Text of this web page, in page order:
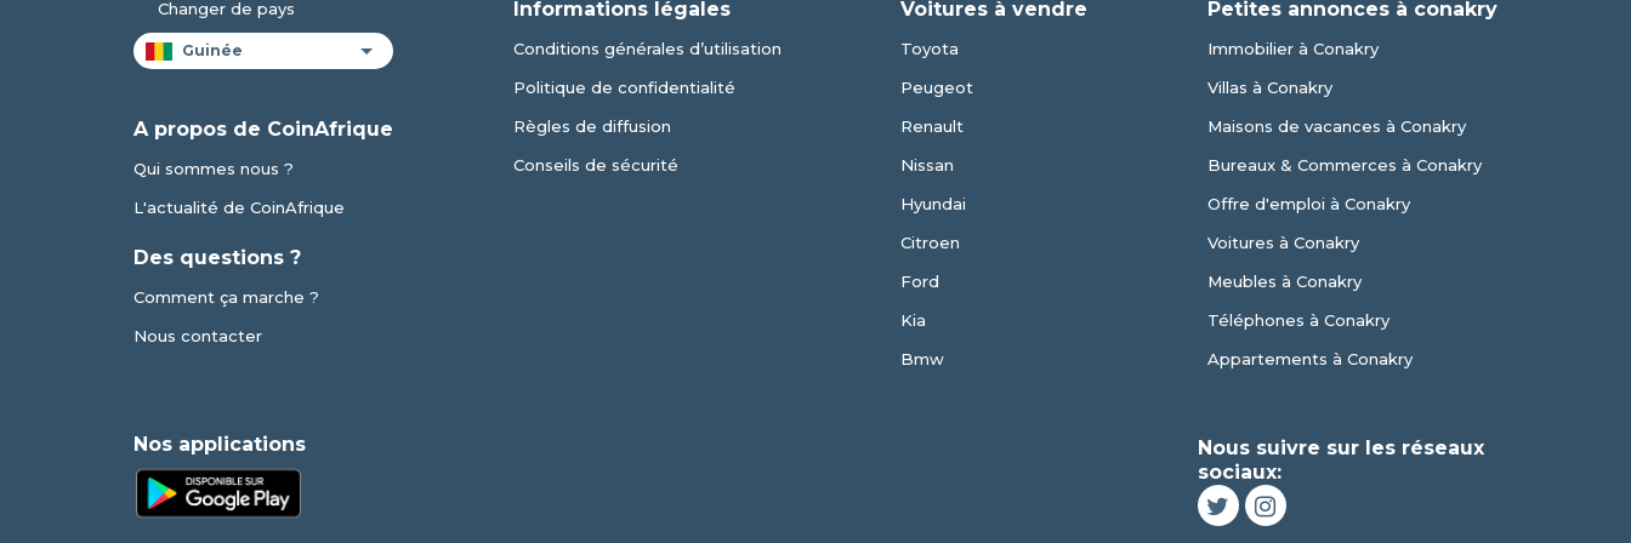
Changer de pays
A propos de CoinAfrique
Qui sommes nous ?
L'actualité de CoinAfrique
Des questions ?
Comment ça marche ?
Nous contacter
Informations légales
Conditions générales d’utilisation
Politique de confidentialité
Règles de diffusion
Conseils de sécurité
Voitures à vendre
Toyota
Peugeot
Renault
Nissan
Hyundai
Citroen
Ford
Kia
Bmw
Petites annonces à conakry
Immobilier à Conakry
Villas à Conakry
Maisons de vacances à Conakry
Bureaux & Commerces à Conakry
Offre d'emploi à Conakry
Voitures à Conakry
Meubles à Conakry
Téléphones à Conakry
Appartements à Conakry
Nos applications
Nous suivre sur les réseaux
sociaux: